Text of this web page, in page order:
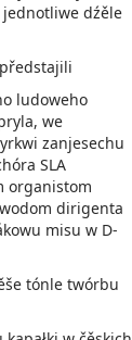
jednotliwe dźěle
ludoweho
we
zanjesechu
SLA
organistom
dirigenta
misu w D-
tónle twórbu